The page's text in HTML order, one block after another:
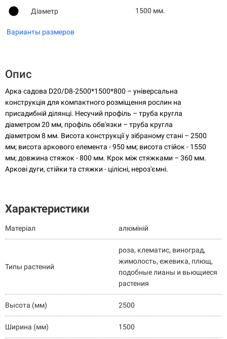
Діаметр 1500 мм.
Варианты размеров
Опис
Арка садова D20/D8-2500*1500*800 – універсальна
конструкція для компактного розміщення рослин на
присадибній ділянці. Несучий профіль – труба кругла
діаметром 20 мм, профіль обв'язки – труба кругла
діаметром 8 мм. Висота конструкції у зібраному стані – 2500
мм; висота аркового елемента - 950 мм; висота стійок - 1550
мм; довжина стяжок - 800 мм. Крок між стяжками – 360 мм.
Аркові дуги, стійки та стяжки - цілісні, нероз'ємні.
Характеристики
Матеріал алюміній
Типы растений
роза, клематис, виноград,
жимолость, ежевика, плющ,
подобные лианы и вьющиеся
растения
Высота (мм) 2500
Ширина (мм) 1500